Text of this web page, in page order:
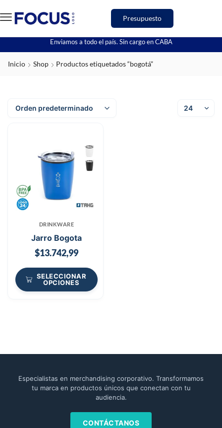
Presupuesto
Enviamos a todo el país. Sin cargo en CABA
Inicio Shop Productos etiquetados “bogotá”
DRINKWARE
Jarro Bogota
$13.742,99
SELECCIONAR
OPCIONES
Especialistas en merchandising corporativo. Transformamos
tu marca en productos únicos que conectan con tu
audiencia.
CONTÁCTANOS